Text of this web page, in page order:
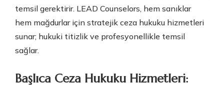
temsil gerektirir. LEAD Counselors, hem sanıklar
hem mağdurlar için stratejik ceza hukuku hizmetleri
sunar; hukuki titizlik ve profesyonellikle temsil
sağlar.
Başlıca Ceza Hukuku Hizmetleri: